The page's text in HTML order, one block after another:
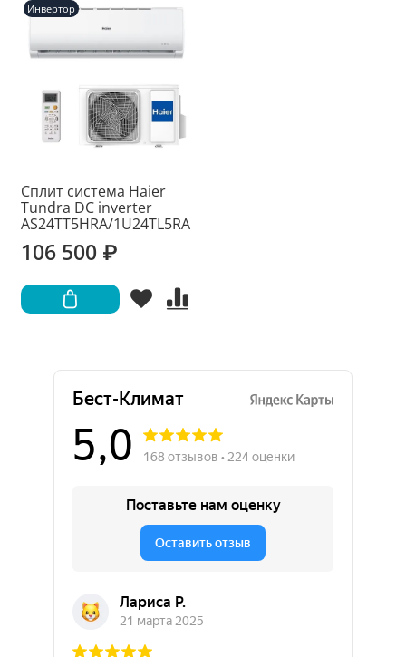
Инвертор
Сплит система Haier
Tundra DC inverter
AS24TT5HRA/1U24TL5RA
106 500 ₽